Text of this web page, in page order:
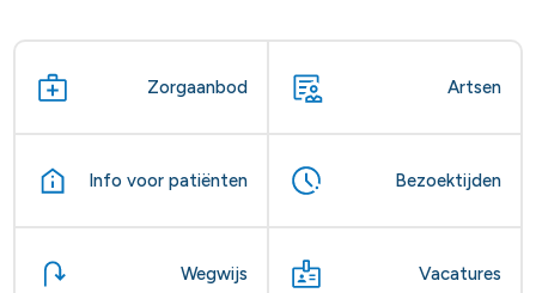
Zorgaanbod Artsen
Info voor patiënten Bezoektijden
Wegwijs Vacatures